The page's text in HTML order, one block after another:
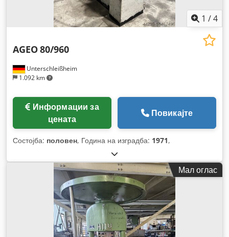
1 /4
Unterschleißheim
1.092 km
AGEO80/960
цената
Повикајте
Состојба: половен, Година на изградба: 1971,
Мал оглас